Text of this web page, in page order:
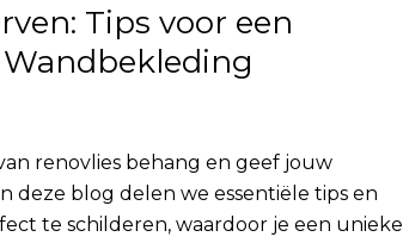
Tips voor een
renovlies behang en geef jouw
deze blog delen we essentiële tips en
te schilderen, waardoor je een unieke